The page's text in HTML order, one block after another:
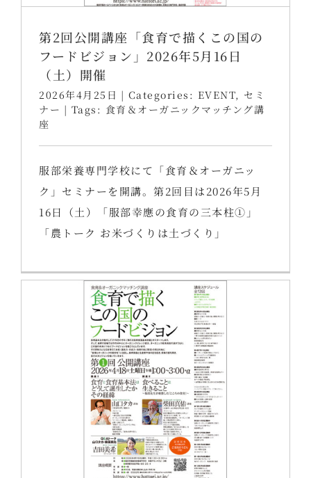
第2回公開講座「食育で描くこの国の
フードビジョン」2026年5月16日
（土）開催
2026年4月25日 | Categories: EVENT, セミ
ナー | Tags: 食育＆オーガニックマッチング講
座
服部栄養専門学校にて「食育＆オーガニッ
ク」セミナーを開講。第2回目は2026年5月
16日（土）「服部幸應の食育の三本柱①」
「農トーク お米づくりは土づくり」